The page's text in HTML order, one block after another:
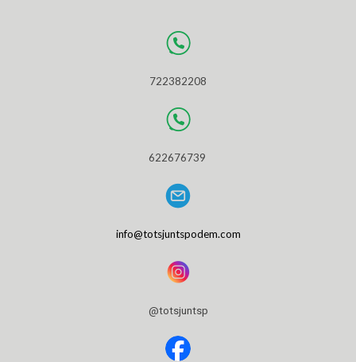
722382208
622676739
info@totsjuntspodem.com
@totsjuntsp